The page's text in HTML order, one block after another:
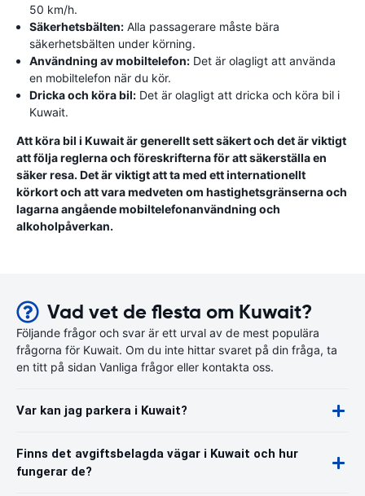
50 km/h.
Säkerhetsbälten: Alla passagerare måste bära
säkerhetsbälten under körning.
Användning av mobiltelefon: Det är olagligt att använda
en mobiltelefon när du kör.
Dricka och köra bil: Det är olagligt att dricka och köra bil i
Kuwait.
Att köra bil i Kuwait är generellt sett säkert och det är viktigt
att följa reglerna och föreskrifterna för att säkerställa en
säker resa. Det är viktigt att ta med ett internationellt
körkort och att vara medveten om hastighetsgränserna och
lagarna angående mobiltelefonanvändning och
alkoholpåverkan.
Vad vet de flesta om Kuwait?
Följande frågor och svar är ett urval av de mest populära
frågorna för Kuwait. Om du inte hittar svaret på din fråga, ta
en titt på sidan Vanliga frågor eller kontakta oss.
Var kan jag parkera i Kuwait?
Finns det avgiftsbelagda vägar i Kuwait och hur
fungerar de?